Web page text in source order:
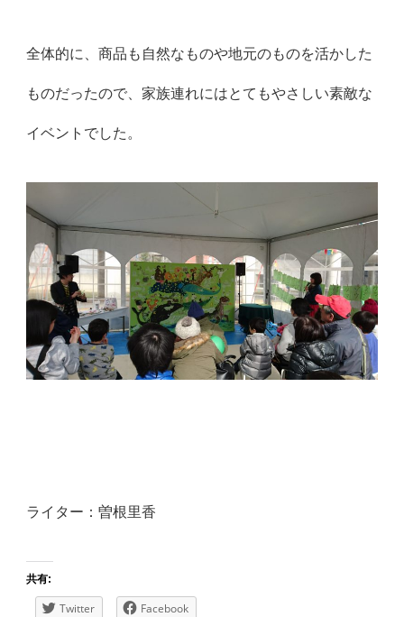
全体的に、商品も自然なものや地元のものを活かした
ものだったので、家族連れにはとてもやさしい素敵な
イベントでした。
ライター：曽根里香
共有:
Twitter Facebook